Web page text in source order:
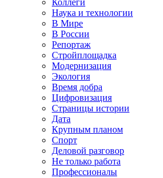
Коллеги
Наука и технологии
В Мире
В России
Репортаж
Стройплощадка
Модернизация
Экология
Время добра
Цифровизация
Страницы истории
Дата
Крупным планом
Спорт
Деловой разговор
Не только работа
Профессионалы